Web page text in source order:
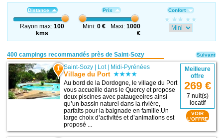
Distance
Rayon max:100
kms
Prix
Mini: 0 € Maxi:1000
€
Confort
400 campings recommandés près de Saint-Sozy
1 Saint-Sozy | Lot| Midi-Pyrénées
Village du Port
Au bord de la Dordogne, le village du Port
vous accueille dans le Quercy et propose
deux piscines avec pataugeoires ainsi
qu’un bassin naturel dans la rivière,
parfaits pour la baignade en famille.Un
large choix d’activités et d’animations est
proposé ...
Meilleure
offre
269 €
7 nuit(s)
locatif
VOIR
L'OFFRE
Suivant